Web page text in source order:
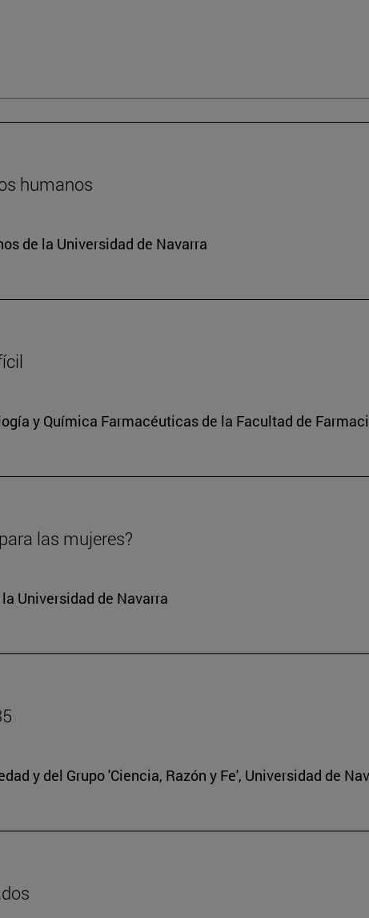
humanos
de la Universidad de Navarra
y Química Farmacéuticas de la Facultad de
las mujeres?
Universidad de Navarra
y del Grupo 'Ciencia, Razón y Fe', Universidad de